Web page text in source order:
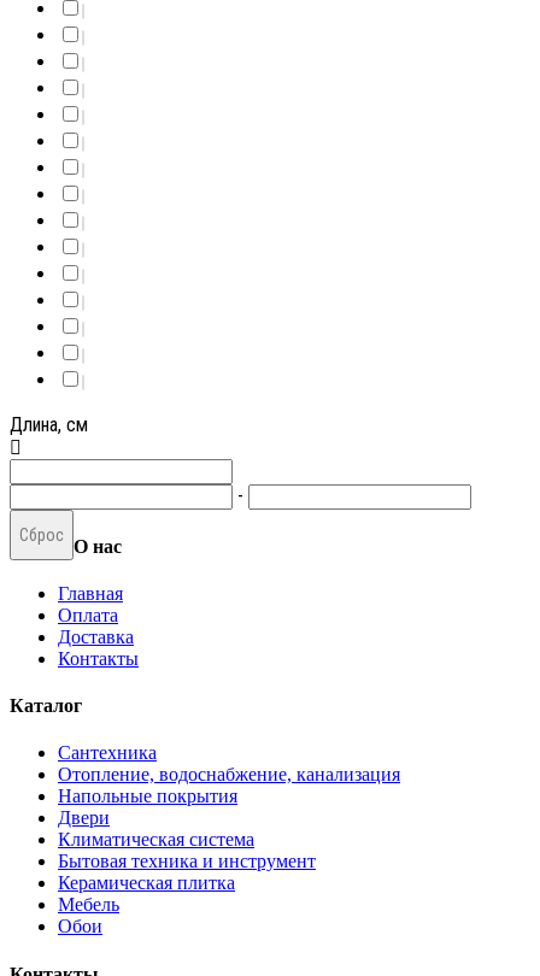
Длина, см
-
Сброс
О нас
Главная
Оплата
Доставка
Контакты
Каталог
Сантехника
Отопление, водоснабжение, канализация
Напольные покрытия
Двери
Климатическая система
Бытовая техника и инструмент
Керамическая плитка
Мебель
Обои